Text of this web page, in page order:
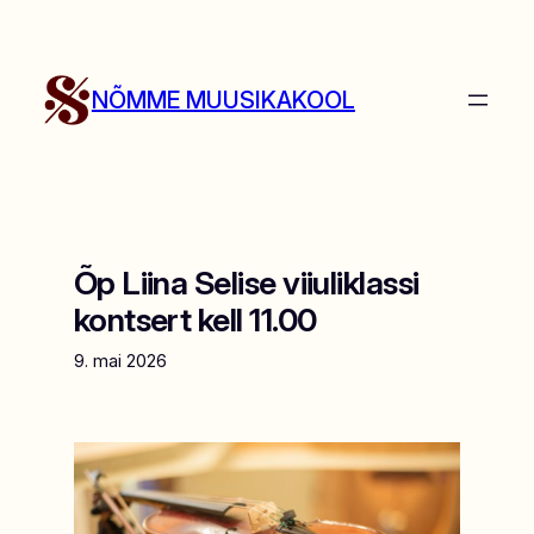
juurde
NÕMME MUUSIKAKOOL
Õp Liina Selise viiuliklassi
kontsert kell 11.00
9. mai 2026